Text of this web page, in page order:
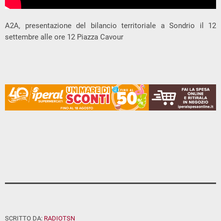
A2A, presentazione del bilancio territoriale a Sondrio il 12
settembre alle ore 12 Piazza Cavour
SCRITTO DA: RADIOTSN